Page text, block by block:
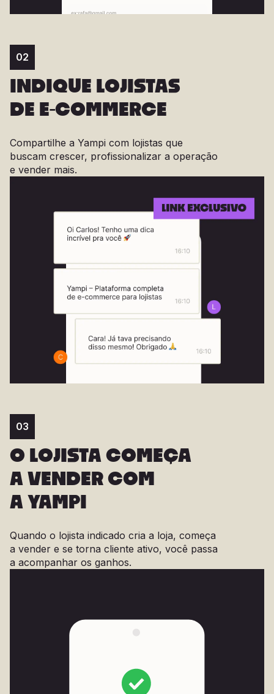
02
INDIQUE LOJISTAS
DE E-COMMERCE
Compartilhe a Yampi com lojistas que
buscam crescer, profissionalizar a operação
e vender mais.
03
O LOJISTA COMEÇA
A VENDER COM
A YAMPI
Quando o lojista indicado cria a loja, começa
a vender e se torna cliente ativo, você passa
a acompanhar os ganhos.